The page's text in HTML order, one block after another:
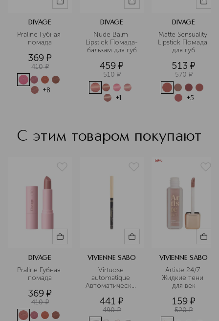
DIVAGE
Praline Губная
помада
369 ¤
410 ¤
+8
DIVAGE
Nude Balm
Lipstick Помада-
бальзам для губ
459 ¤
510 ¤
+1
DIVAGE
Matte Sensuality
Lipstick Помада
для губ
513 ¤
570 ¤
+5
С этим товаром покупают
DIVAGE
Praline Губная
помада
369 ¤
410 ¤
VIVIENNE SABO
Virtuose
automatique
Автоматический
глаз
441 ¤
490 ¤
-69%
VIVIENNE SABO
Artiste 24/7
Жидкие тени
для век
159 ¤
520 ¤